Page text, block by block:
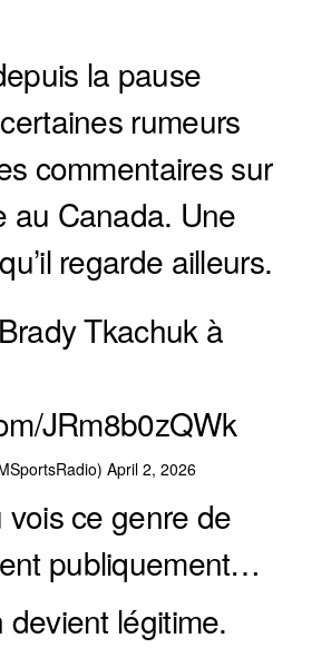
la pause
rumeurs
commentaires sur
au Canada. Une
regarde ailleurs.
Tkachuk à
JRm8b0zQWk
April 2, 2026
ce genre de
publiquement…
légitime.